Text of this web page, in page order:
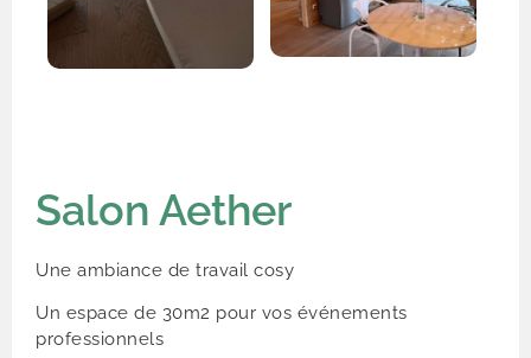
Salon Aether
Une ambiance de travail cosy
Un espace de 30m2 pour vos événements
professionnels